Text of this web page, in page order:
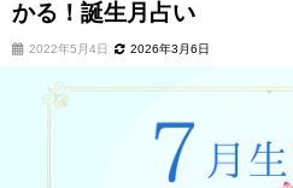
かる！誕生月占い
2022年5月4日 2026年3月6日